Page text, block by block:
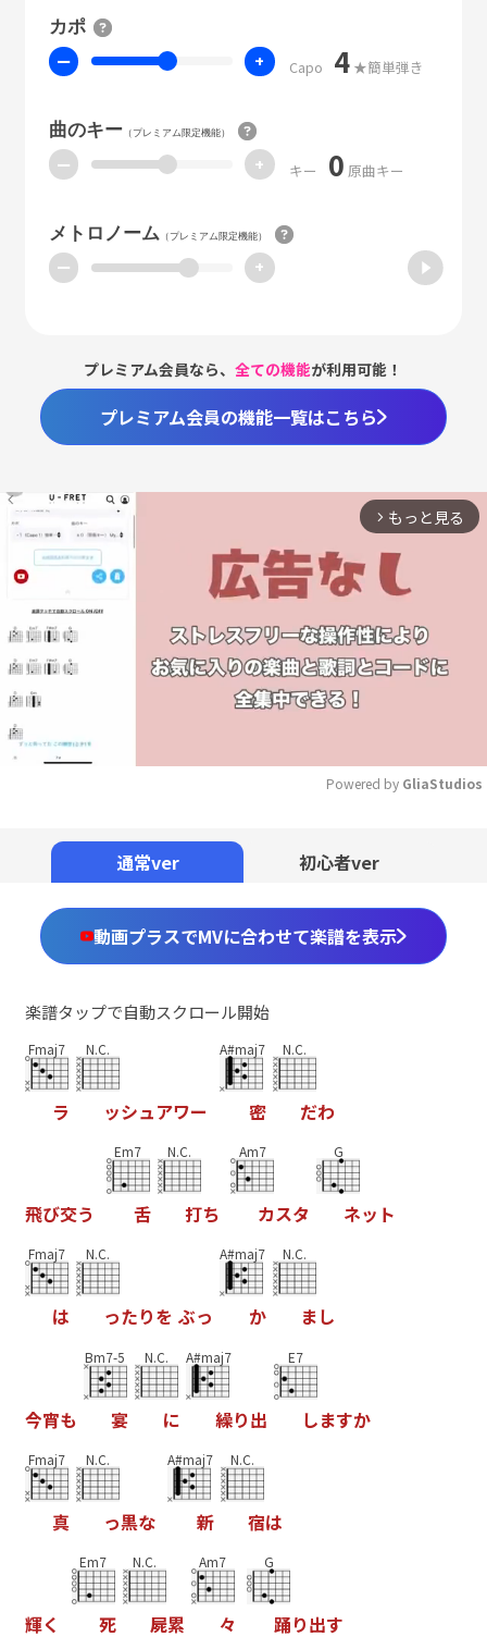
カポ
ー + Capo 4 ★簡単弾き
曲のキー（プレミアム限定機能）
ー + キー 0 原曲キー
メトロノーム （プレミアム限定機能）
ー +
プレミアム会員なら、全ての機能が利用可能！
プレミアム会員の機能一覧はこちら
arrow_forward_ios もっと見る
Powered by GliaStudios
通常ver 初心者ver
動画プラスでMVに合わせて楽譜を表示
楽譜タップで自動スクロール開始
Fmaj7
ラ
N.C.
ッシュアワー
A#maj7
密
N.C.
だわ
飛び交う
Em7
舌
N.C.
打ち
Am7
カスタ
G
ネッ ト
Fmaj7
は
N.C.
ったりを ぶっ
A#maj7
か
N.C.
まし
今宵も
Bm7-5
宴
N.C.
に
A#maj7
繰り出
E7
しますか
Fmaj7
真
N.C.
っ黒な
A#maj7
新
N.C.
宿は
輝く
Em7
死
N.C.
屍累
Am7
々
G
踊り出す